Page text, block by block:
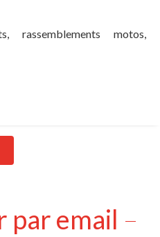
rassemblements motos,
par email